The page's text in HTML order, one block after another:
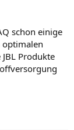
schon einige
optimalen
Produkte